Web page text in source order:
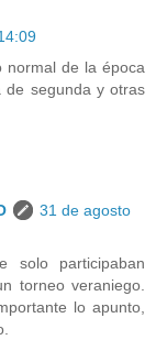
normal de la época
segunda y otras
31 de agosto
solo participaban
torneo veraniego.
lo apunto,